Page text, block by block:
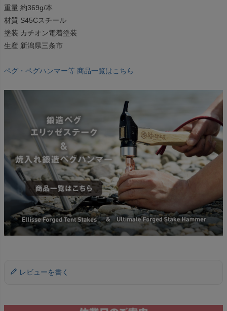
重量 約369g/本
材質 S45Cスチール
塗装 カチオン電着塗装
生産 新潟県三条市
ペグ・ペグハンマー等 商品一覧はこちら
レビューを書く